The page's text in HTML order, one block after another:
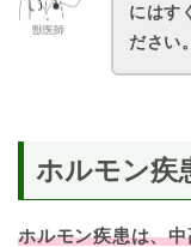
獣医師
にはす
ださい。
ホルモン疾
ホルモン疾患は、